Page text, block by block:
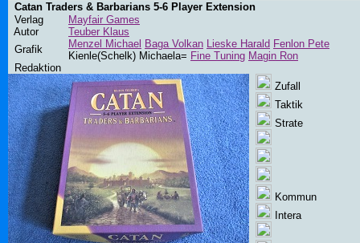
Catan Traders & Barbarians 5-6 Player Extension
Verlag
Mayfair Games
Autor
Teuber Klaus
Grafik
Menzel Michael Baga Volkan Lieske Harald Fenlon Pete
Kienle(Schelk) Michaela= Fine Tuning Magin Ron
Redaktion
Zufall
Taktik
Strate
Kommun
Intera